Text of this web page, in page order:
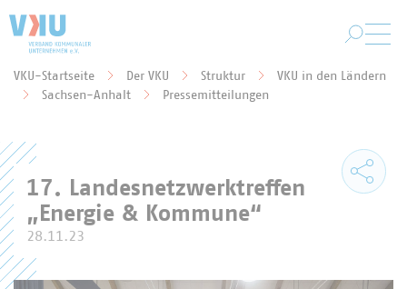
Sie befinden sich hier:
VKU-Startseite Der VKU Struktur
VKU in den Ländern
Sachsen-Anhalt
Pressemitteilungen
17. Landesnetzwerktreffen
„Energie & Kommune“
28.11.23